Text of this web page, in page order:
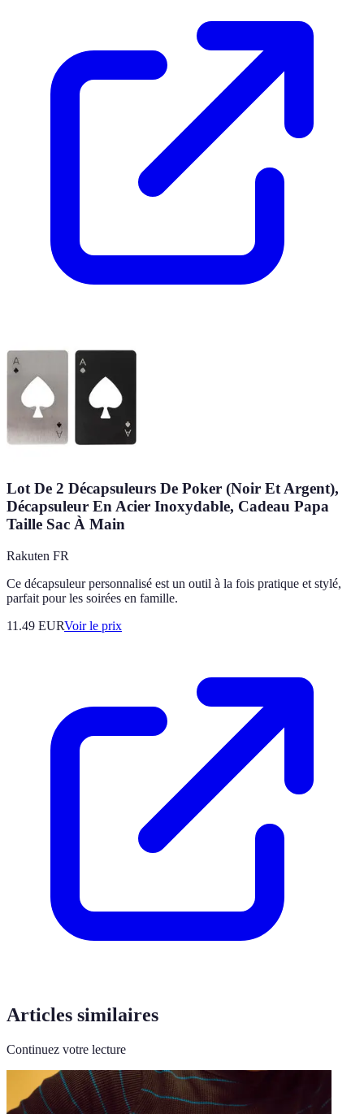
Lot De 2 Décapsuleurs De Poker (Noir Et Argent),
Décapsuleur En Acier Inoxydable, Cadeau Papa
Taille Sac À Main
Rakuten FR
Ce décapsuleur personnalisé est un outil à la fois pratique et stylé,
parfait pour les soirées en famille.
11.49 EURVoir le prix
Articles similaires
Continuez votre lecture